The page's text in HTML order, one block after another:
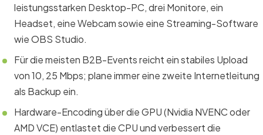
leistungsstarken Desktop-PC, drei Monitore, ein
Headset, eine Webcam sowie eine Streaming-Software
wie OBS Studio.
Für die meisten B2B-Events reicht ein stabiles Upload
von 10, 25 Mbps; plane immer eine zweite Internetleitung
als Backup ein.
Hardware-Encoding über die GPU (Nvidia NVENC oder
AMD VCE) entlastet die CPU und verbessert die